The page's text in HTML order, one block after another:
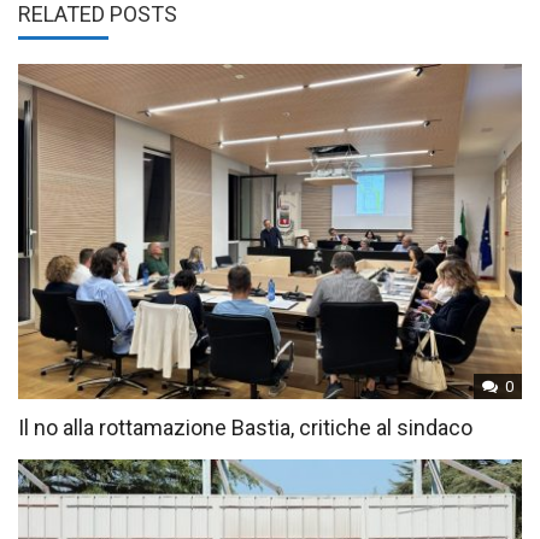
RELATED POSTS
0
Il no alla rottamazione Bastia, critiche al sindaco